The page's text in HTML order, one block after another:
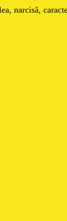
narcisă,